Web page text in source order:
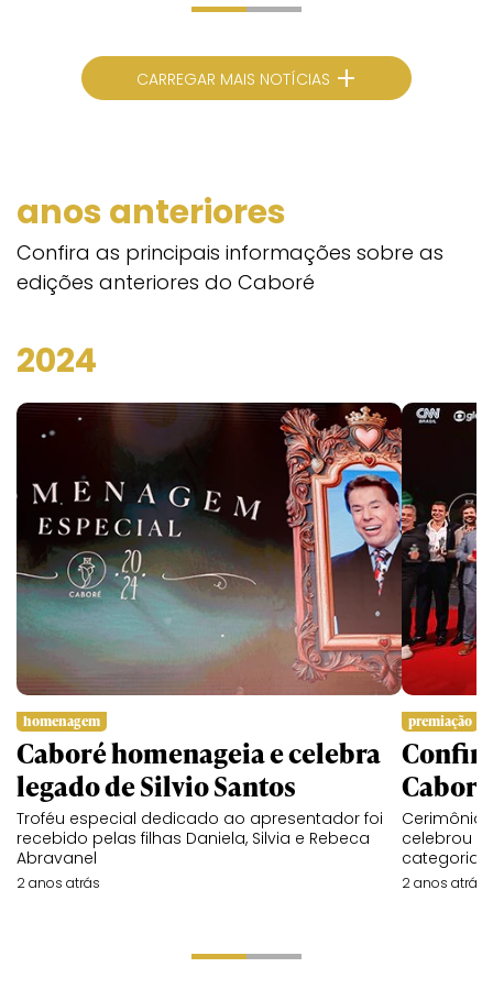
CARREGAR MAIS NOTÍCIAS +
anos anteriores
Confira as principais informações sobre as
edições anteriores do Caboré
2024
homenagem
Caboré homenageia e celebra
legado de Silvio Santos
Troféu especial dedicado ao apresentador foi
recebido pelas filhas Daniela, Silvia e Rebeca
Abravanel
2 anos atrás
premiação
Cerimônia
celebrou
categorias
2 anos atrás